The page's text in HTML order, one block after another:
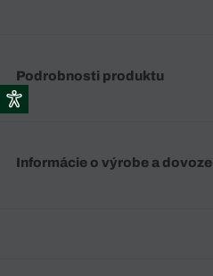
Podrobnosti produktu
Informácie o výrobe a dovoze